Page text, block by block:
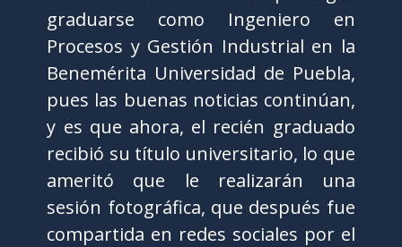
graduarse como Ingeniero en
Procesos y Gestión Industrial en la
Benemérita Universidad de Puebla,
pues las buenas noticias continúan,
y es que ahora, el recién graduado
recibió su título universitario, lo que
ameritó que le realizarán una
sesión fotográfica, que después fue
compartida en redes sociales por el